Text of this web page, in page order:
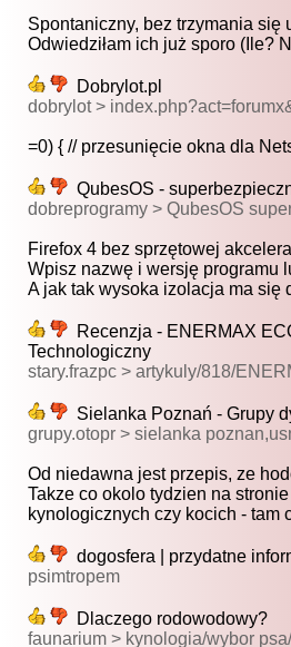
Spontaniczny, bez trzymania się
Odwiedziłam ich już sporo (Ile?
Dobrylot.pl
dobrylot >
=0) { // przesunięcie okna dla
QubesOS -
dobreprogramy > QubesOS
Firefox 4 bez sprzętowej
Wpisz nazwę i wersję programu
A jak tak wysoka izolacja ma się
Recenzja - ENERMAX
Technologiczny
stary.frazpc > artykuly/818/
Sielanka Poznań - Grupy
grupy.otopr > sielanka
Od niedawna jest przepis, ze
Takze co okolo tydzien na
kynologicznych czy kocich - tam
dogosfera | przydatne
psimtropem
Dlaczego rodowodowy?
faunarium > kynologia/wybor